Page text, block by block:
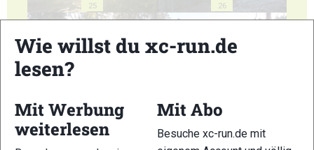
25 26
27 28
Wie willst du xc-run.de
lesen?
Mit Werbung
weiterlesen
Mit Abo
Besuche xc-run.de mit